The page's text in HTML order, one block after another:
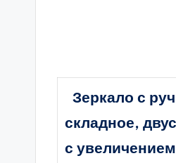
Зеркало с
складное,
с